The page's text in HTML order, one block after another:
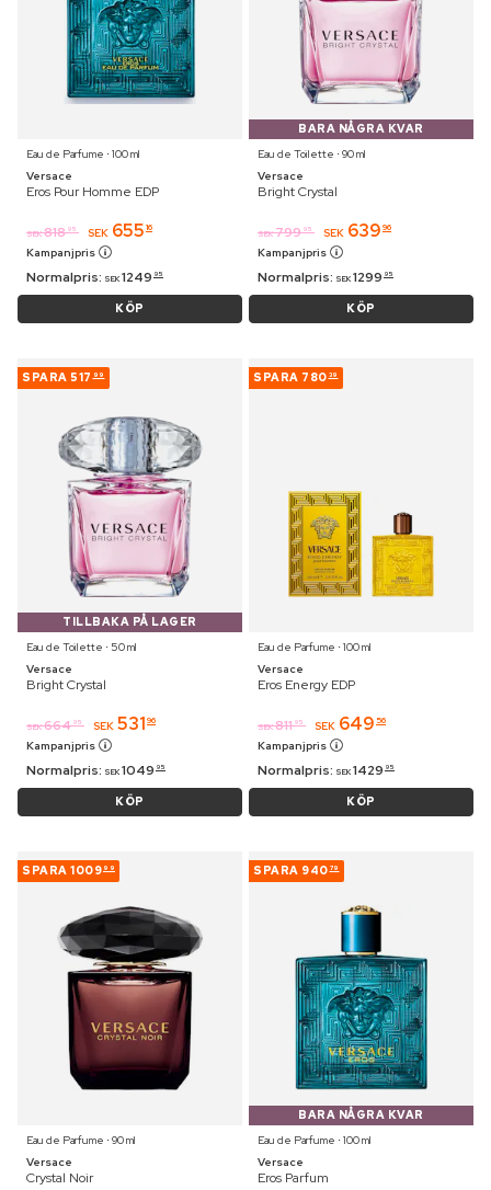
Eau de Parfume ⋅ 100 ml
Versace
Eros Pour Homme EDP
SEK 818 95 SEK 655 16
Kampanjpris
Normalpris: SEK 1249 95
KÖP
BARA NÅGRA KVAR
Eau de Toilette ⋅ 90 ml
Versace
Bright Crystal
SEK 799 95 SEK 639 96
Kampanjpris
Normalpris: SEK 1299 95
KÖP
SPARA 517 99
TILLBAKA PÅ LAGER
Eau de Toilette ⋅ 50 ml
Versace
Bright Crystal
SEK 664 95 SEK 531 96
Kampanjpris
Normalpris: SEK 1049 95
KÖP
SPARA 780 39
Eau de Parfume ⋅ 100 ml
Versace
Eros Energy EDP
SEK 811 95 SEK 649 56
Kampanjpris
Normalpris: SEK 1429 95
KÖP
SPARA 1009 99
Eau de Parfume ⋅ 90 ml
Versace
Crystal Noir
SPARA 940 79
BARA NÅGRA KVAR
Eau de Parfume ⋅ 100 ml
Versace
Eros Parfum